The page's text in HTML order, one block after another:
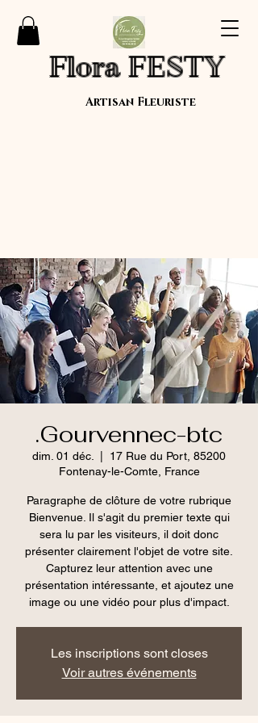
Flora FESTY
Artisan Fleuriste
.Gourvennec-btc
dim. 01 déc.
17 Rue du Port, 85200
Fontenay-le-Comte, France
Paragraphe de clôture de votre rubrique
Bienvenue. Il s'agit du premier texte qui
sera lu par les visiteurs, il doit donc
présenter clairement l'objet de votre site.
Capturez leur attention avec une
présentation intéressante, et ajoutez une
image ou une vidéo pour plus d'impact.
Les inscriptions sont closes
Voir autres événements